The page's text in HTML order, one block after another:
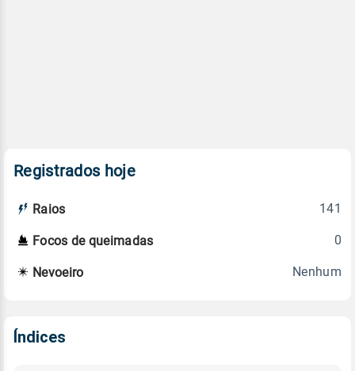
Registrados hoje
Raios 141
Focos de queimadas 0
Nevoeiro Nenhum
Índices